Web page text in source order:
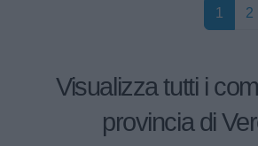
1 2
Visualizza tutti i
provincia di